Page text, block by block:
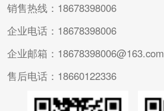
销售热线：18678398006
企业电话：18678398006
企业邮箱：18678398006@163.com
售后电话：18660122336